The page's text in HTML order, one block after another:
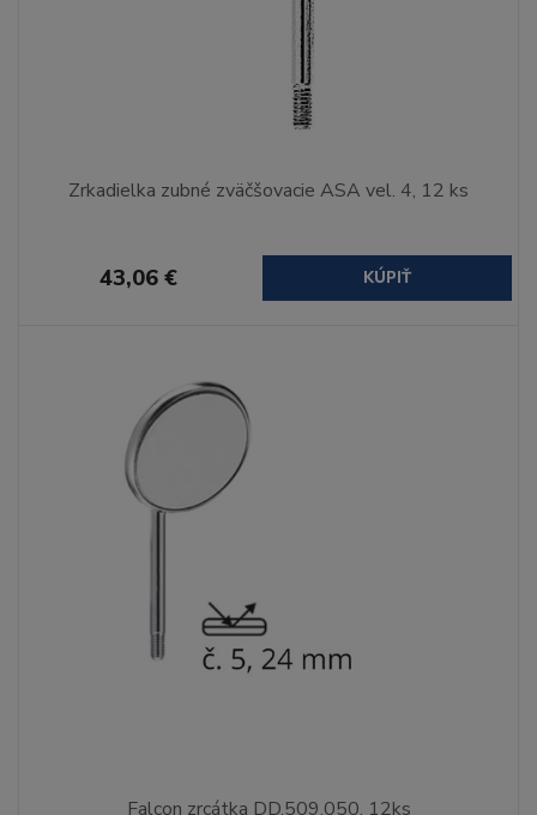
Zrkadielka zubné zväčšovacie ASA vel. 4, 12 ks
43,06 € KÚPIŤ
Falcon zrcátka DD.509.050, 12ks